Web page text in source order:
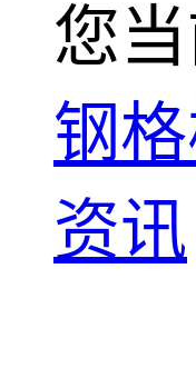
您当
钢
资讯